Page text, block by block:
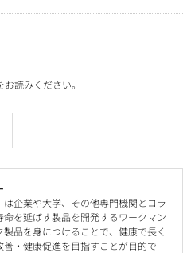
読みください。
は企業や大学、その他専門機関とコラ
を延ばす製品を開発するワークマン
品を身につけることで、健康で長く
・健康促進を目指すことが目的で